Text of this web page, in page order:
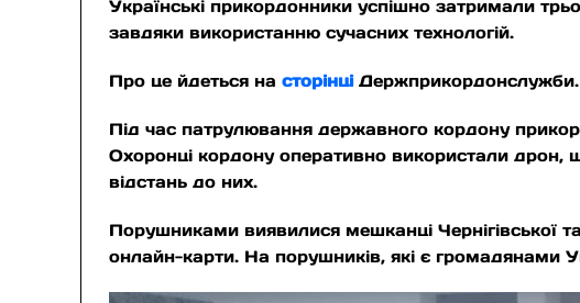
Українські прикордонники успішно затримали
завдяки використанню сучасних технологій.
Про це йдеться насторінціДержприкордонслужби.
Під час патрулювання державного кордону
Охоронці кордону оперативно використали дрон,
відстань до них.
Порушниками виявилися мешканці Чернігівської
онлайн-карти. На порушників, які є громадянами